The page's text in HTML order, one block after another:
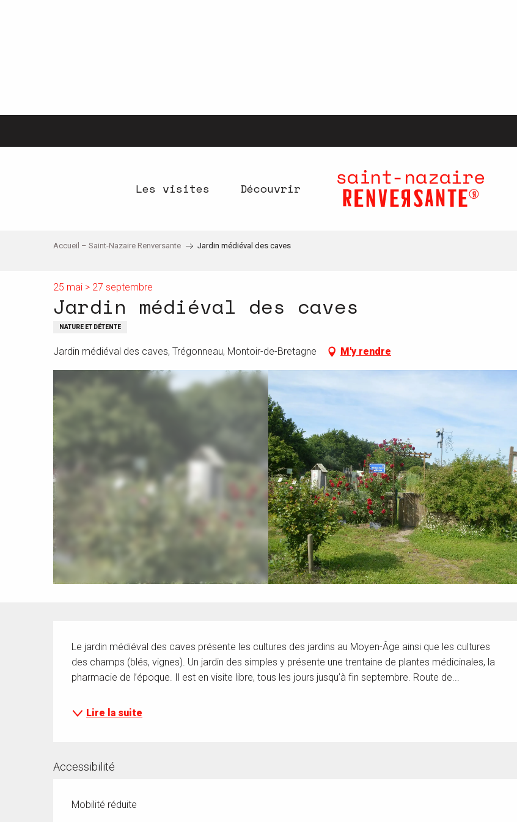
Les visites Découvrir
Accueil – Saint-Nazaire Renversante Jardin médiéval des caves
25 mai > 27 septembre
Jardin médiéval des caves
NATURE ET DÉTENTE
Jardin médiéval des caves, Trégonneau, Montoir-de-Bretagne M'y rendre
Le jardin médiéval des caves présente les cultures des jardins au Moyen-Âge ainsi que les cultures
des champs (blés, vignes). Un jardin des simples y présente une trentaine de plantes médicinales, la
pharmacie de l’époque. Il est en visite libre, tous les jours jusqu’à fin septembre. Route de...
Lire la suite
Accessibilité
Mobilité réduite